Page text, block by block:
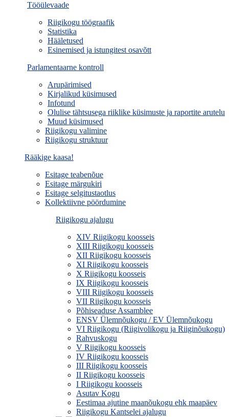
Tööülevaade
Riigikogu töögraafik
Statistika
Hääletused
Esinemised ja istungitest osavõtt
Parlamentaarne kontroll
Arupärimised
Kirjalikud küsimused
Infotund
Olulise tähtsusega riiklike küsimuste ja raportite arutelu
Muud küsimused
Riigikogu valimine
Riigikogu struktuur
Rääkige kaasa!
Esitage teabenõue
Esitage märgukiri
Esitage selgitustaotlus
Kollektiivne pöördumine
Riigikogu ajalugu
XIV Riigikogu koosseis
XIII Riigikogu koosseis
XII Riigikogu koosseis
XI Riigikogu koosseis
X Riigikogu koosseis
IX Riigikogu koosseis
VIII Riigikogu koosseis
VII Riigikogu koosseis
Põhiseaduse Assamblee
ENSV Ülemnõukogu / EV Ülemnõukogu
VI Riigikogu (Riigivolikogu ja Riiginõukogu)
Rahvuskogu
V Riigikogu koosseis
IV Riigikogu koosseis
III Riigikogu koosseis
II Riigikogu koosseis
I Riigikogu koosseis
Asutav Kogu
Eestimaa ajutine maanõukogu ehk maapäev
Riigikogu Kantselei ajalugu